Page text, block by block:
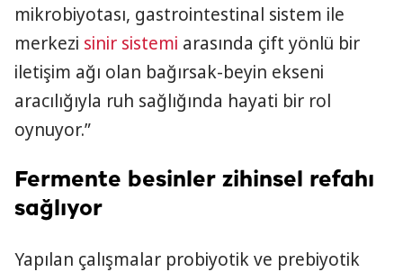
mikrobiyotası, gastrointestinal sistem ile
merkezi sinir sistemi arasında çift yönlü bir
iletişim ağı olan bağırsak-beyin ekseni
aracılığıyla ruh sağlığında hayati bir rol
oynuyor.”
Fermente besinler zihinsel refahı
sağlıyor
Yapılan çalışmalar probiyotik ve prebiyotik